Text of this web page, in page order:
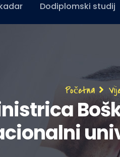
Dodiplomski studij
Početna